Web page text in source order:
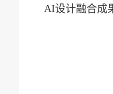
AI设计融合成